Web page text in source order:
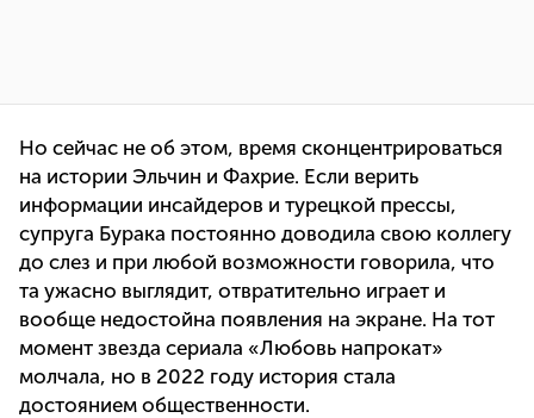
Но сейчас не об этом, время сконцентрироваться
на истории Эльчин и Фахрие. Если верить
информации инсайдеров и турецкой прессы,
супруга Бурака постоянно доводила свою коллегу
до слез и при любой возможности говорила, что
та ужасно выглядит, отвратительно играет и
вообще недостойна появления на экране. На тот
момент звезда сериала «Любовь напрокат»
молчала, но в 2022 году история стала
достоянием общественности.